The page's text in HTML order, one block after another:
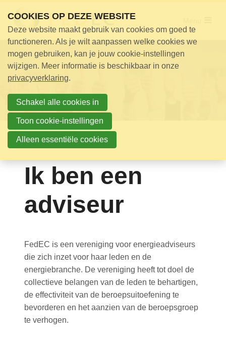
links
over
Jump
to
navigation
to
main
Ik ben een
adviseur
FedEC is een vereniging voor energieadviseurs
die zich inzet voor haar leden en de
energiebranche. De vereniging heeft tot doel de
collectieve belangen van de leden te behartigen,
de effectiviteit van de beroepsuitoefening te
bevorderen en het aanzien van de beroepsgroep
te verhogen.
Adviseur nodig?
Opleidingen
Bijeenkomsten
Over ons
Nieuwsbrief
Nieuws
Contact
Zoek
COOKIES OP DEZE WEBSITE
Deze website maakt gebruik van cookies om goed te
functioneren. Als je wilt aanpassen welke cookies we
mogen gebruiken, kan je jouw cookie-instellingen
wijzigen. Meer informatie is beschikbaar in onze
privacyverklaring.
Schakel alle cookies in
Toon cookie-instellingen
Alleen essentiële cookies